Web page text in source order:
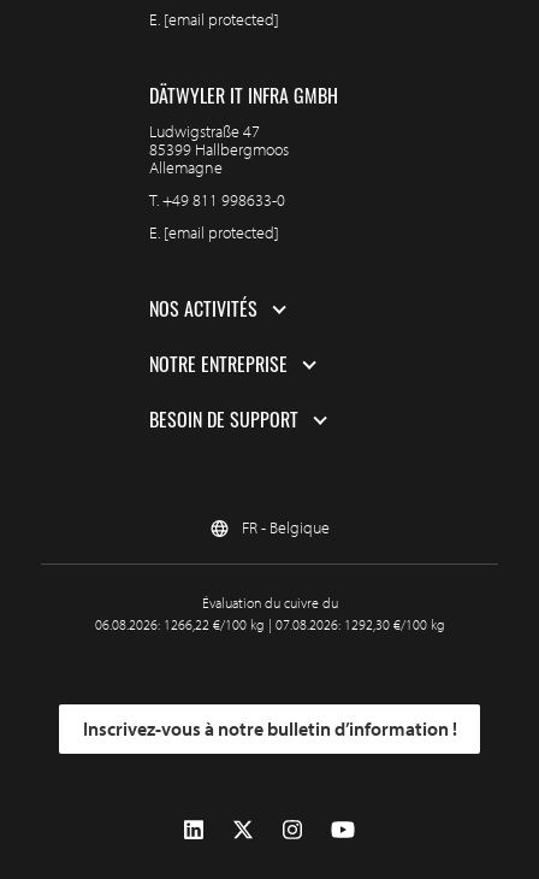
E. [email protected]
DÄTWYLER IT INFRA GMBH
Ludwigstraße 47
85399 Hallbergmoos
Allemagne
T.+49 811 998633-0
E. [email protected]
NOS ACTIVITÉS
NOTRE ENTREPRISE
BESOIN DE SUPPORT
FR - Belgique
Évaluation du cuivre du
06.08.2026: 1266,22 €/100 kg | 07.08.2026: 1292,30 €/100 kg
Inscrivez-vous à notre bulletin d’information !